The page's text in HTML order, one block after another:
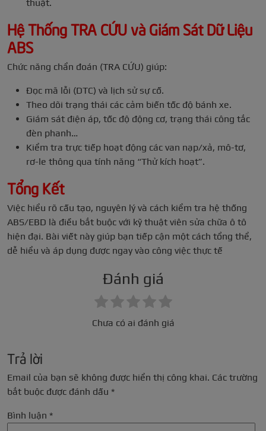
thuật.
Hệ Thống TRA CỨU và Giám Sát Dữ Liệu
ABS
Chức năng chẩn đoán (TRA CỨU) giúp:
Đọc mã lỗi (DTC) và lịch sử sự cố.
Theo dõi trạng thái các cảm biến tốc độ bánh xe.
Giám sát điện áp, tốc độ động cơ, trạng thái công tắc
đèn phanh…
Kiểm tra trực tiếp hoạt động các van nạp/xả, mô-tơ,
rơ-le thông qua tính năng “Thử kích hoạt”.
Tổng Kết
Việc hiểu rõ cấu tạo, nguyên lý và cách kiểm tra hệ thống
ABS/EBD là điều bắt buộc với kỹ thuật viên sửa chữa ô tô
hiện đại. Bài viết này giúp bạn tiếp cận một cách tổng thể,
dễ hiểu và áp dụng được ngay vào công việc thực tế
Đánh giá
Chưa có ai đánh giá
Trả lời
Email của bạn sẽ không được hiển thị công khai. Các trường
bắt buộc được đánh dấu *
Bình luận *